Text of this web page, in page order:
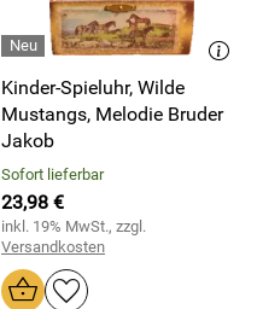
Kinder-Spieluhr, Wilde
Mustangs, Melodie Bruder
Jakob
Sofort lieferbar
23,98 €
inkl. 19% MwSt., zzgl.
Versandkosten